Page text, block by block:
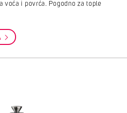
voća i povrća. Pogodno za tople